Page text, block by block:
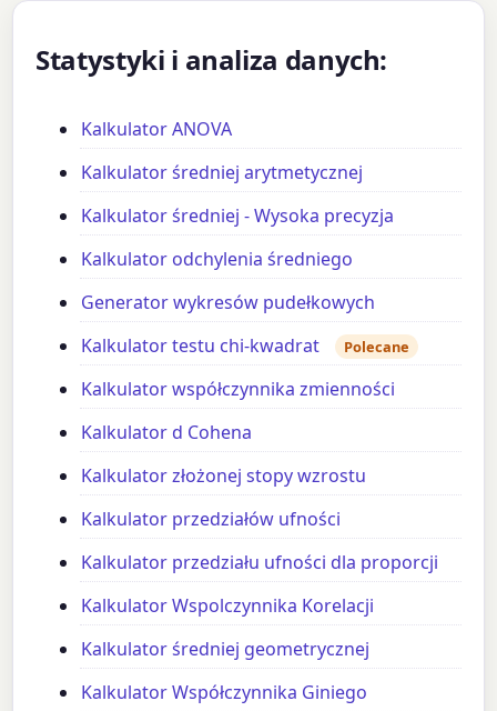
Statystyki i analiza danych:
Kalkulator ANOVA
Kalkulator średniej arytmetycznej
Kalkulator średniej - Wysoka precyzja
Kalkulator odchylenia średniego
Generator wykresów pudełkowych
Kalkulator testu chi-kwadrat
Polecane
Kalkulator współczynnika zmienności
Kalkulator d Cohena
Kalkulator złożonej stopy wzrostu
Kalkulator przedziałów ufności
Kalkulator przedziału ufności dla proporcji
Kalkulator Wspolczynnika Korelacji
Kalkulator średniej geometrycznej
Kalkulator Współczynnika Giniego